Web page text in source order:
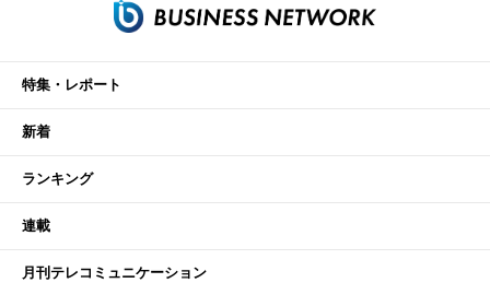
特集・レポート
新着
ランキング
連載
月刊テレコミュニケーション